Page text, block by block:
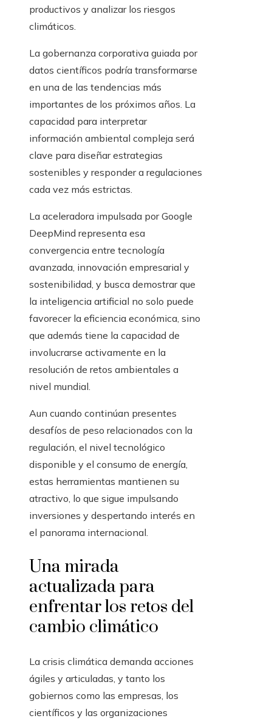
productivos y analizar los riesgos
climáticos.
La gobernanza corporativa guiada por
datos científicos podría transformarse
en una de las tendencias más
importantes de los próximos años. La
capacidad para interpretar
información ambiental compleja será
clave para diseñar estrategias
sostenibles y responder a regulaciones
cada vez más estrictas.
La aceleradora impulsada por Google
DeepMind representa esa
convergencia entre tecnología
avanzada, innovación empresarial y
sostenibilidad, y busca demostrar que
la inteligencia artificial no solo puede
favorecer la eficiencia económica, sino
que además tiene la capacidad de
involucrarse activamente en la
resolución de retos ambientales a
nivel mundial.
Aun cuando continúan presentes
desafíos de peso relacionados con la
regulación, el nivel tecnológico
disponible y el consumo de energía,
estas herramientas mantienen su
atractivo, lo que sigue impulsando
inversiones y despertando interés en
el panorama internacional.
Una mirada
actualizada para
enfrentar los retos del
cambio climático
La crisis climática demanda acciones
ágiles y articuladas, y tanto los
gobiernos como las empresas, los
científicos y las organizaciones